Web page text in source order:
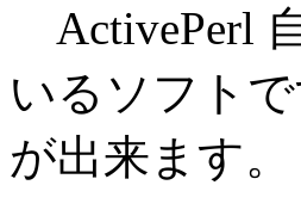
ActivePerl
いるソフト
が出来ます。